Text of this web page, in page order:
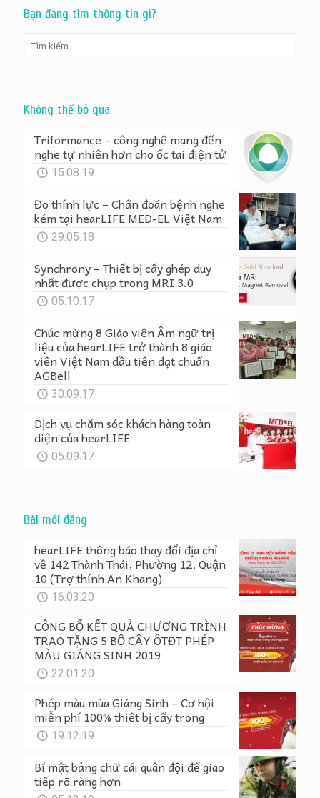
Bạn đang tìm thông tin gì?
Không thể bỏ qua
Triformance – công nghệ mang đến
nghe tự nhiên hơn cho ốc tai điện tử
15.08.19
Đo thính lực – Chẩn đoán bệnh nghe
kém tại hearLIFE MED-EL Việt Nam
29.05.18
Synchrony – Thiết bị cấy ghép duy
nhất được chụp trong MRI 3.0
05.10.17
Chúc mừng 8 Giáo viên Âm ngữ trị
liệu của hearLIFE trở thành 8 giáo
viên Việt Nam đầu tiên đạt chuẩn
AGBell
30.09.17
Dịch vụ chăm sóc khách hàng toàn
diện của hearLIFE
05.09.17
Bài mới đăng
hearLIFE thông báo thay đổi địa chỉ
về 142 Thành Thái, Phường 12, Quận
10 (Trợ thính An Khang)
16.03.20
CÔNG BỐ KẾT QUẢ CHƯƠNG TRÌNH
TRAO TẶNG 5 BỘ CẤY ÔTĐT PHÉP
MÀU GIÁNG SINH 2019
22.01.20
Phép màu mùa Giáng Sinh – Cơ hội
miễn phí 100% thiết bị cấy trong
19.12.19
Bí mật bảng chữ cái quân đội để giao
tiếp rõ ràng hơn